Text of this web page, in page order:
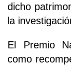
dicho
la
El Premio
como